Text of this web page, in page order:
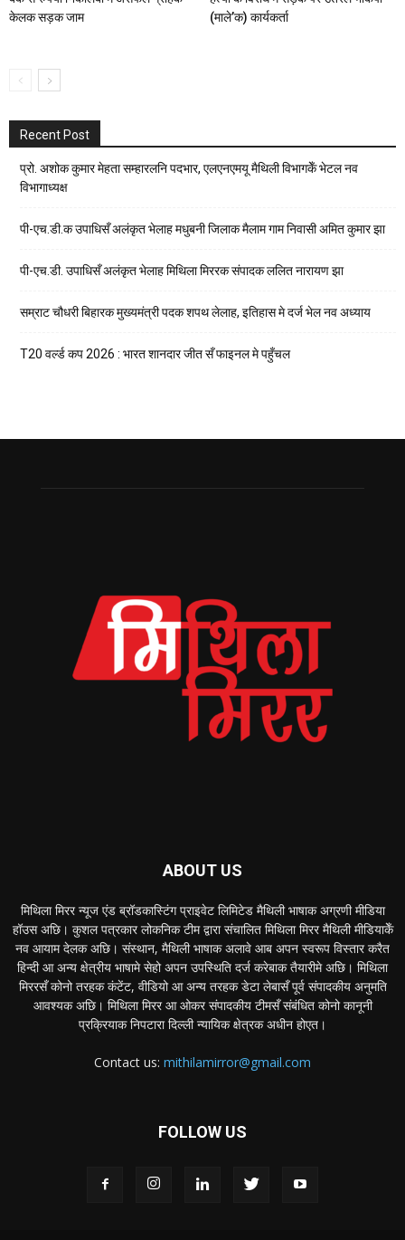
केलक सड़क जाम
(माले’क) कार्यकर्ता
Recent Post
प्रो. अशोक कुमार मेहता सम्हारलनि पदभार, एलएनएमयू मैथिली विभागकेँ भेटल नव
विभागाध्यक्ष
पी-एच.डी.क उपाधिसँ अलंकृत भेलाह मधुबनी जिलाक मैलाम गाम निवासी अमित कुमार झा
पी-एच.डी. उपाधिसँ अलंकृत भेलाह मिथिला मिररक संपादक ललित नारायण झा
सम्राट चौधरी बिहारक मुख्यमंत्री पदक शपथ लेलाह, इतिहास मे दर्ज भेल नव अध्याय
T20 वर्ल्ड कप 2026 : भारत शानदार जीत सँ फाइनल मे पहुँचल
ABOUT US
मिथिला मिरर न्यूज एंड ब्रॉडकास्टिंग प्राइवेट लिमिटेड मैथिली भाषाक अग्रणी मीडिया
हॉउस अछि। कुशल पत्रकार लोकनिक टीम द्वारा संचालित मिथिला मिरर मैथिली मीडियाकेँ
नव आयाम देलक अछि। संस्थान, मैथिली भाषाक अलावे आब अपन स्वरूप विस्तार करैत
हिन्दी आ अन्य क्षेत्रीय भाषामे सेहो अपन उपस्थिति दर्ज करेबाक तैयारीमे अछि। मिथिला
मिररसँ कोनो तरहक कंटेंट, वीडियो आ अन्य तरहक डेटा लेबासँ पूर्व संपादकीय अनुमति
आवश्यक अछि। मिथिला मिरर आ ओकर संपादकीय टीमसँ संबंधित कोनो कानूनी
प्रक्रियाक निपटारा दिल्ली न्यायिक क्षेत्रक अधीन होएत।
Contact us: mithilamirror@gmail.com
FOLLOW US